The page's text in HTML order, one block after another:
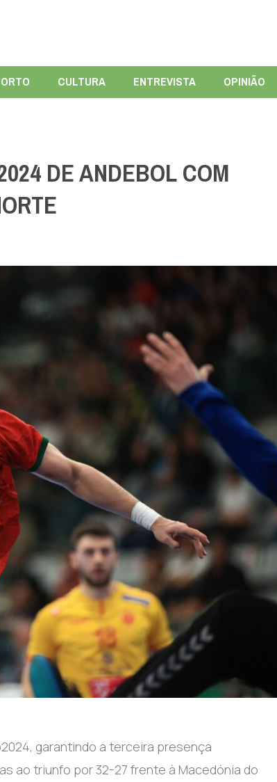
CULTURA ENTREVISTA OPINIÃO
DE ANDEBOL COM
garantindo a terceira presença
ao triunfo por 32-27 frente à Macedónia do